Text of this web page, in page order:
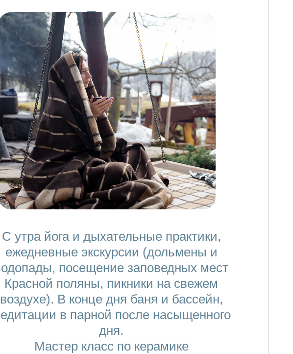
Баня
С утра йога и дыхательные практики,
ежедневные экскурсии (дольмены и
посещение заповедных мест
Красной поляны, пикники на свежем
воздухе). В конце дня баня и бассейн,
в парной после насыщенного
дня.
Мастер класс по керамике